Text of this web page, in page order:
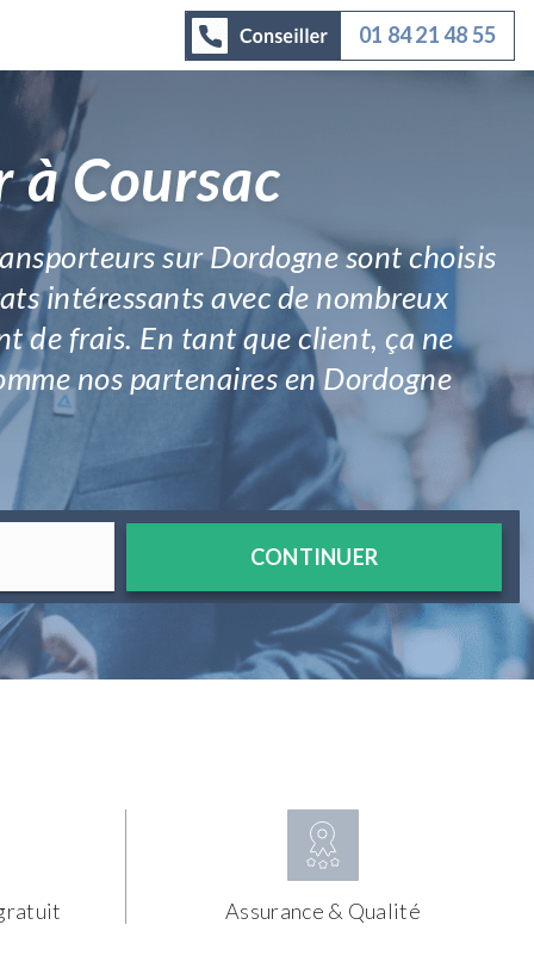
01 84 21 48 55
Coursac
sur Dordogne sont choisis
intéressants avec de nombreux
de frais. En tant que client, ça ne
nos partenaires en Dordogne
CONTINUER
Assurance & Qualité